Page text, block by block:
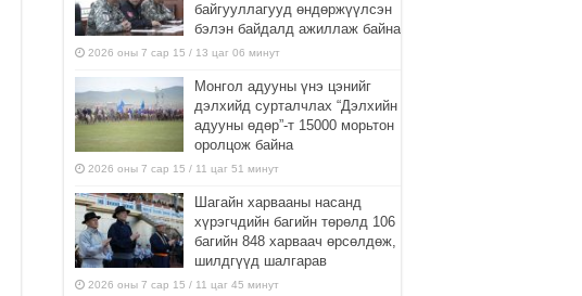
байгууллагууд өндөржүүлсэн
бэлэн байдалд ажиллаж байна
2026 оны 7 сар 15 / 13 цаг 06 минут
Монгол адууны үнэ цэнийг
дэлхийд сурталчлах “Дэлхийн
адууны өдөр”-т 15000 морьтон
оролцож байна
2026 оны 7 сар 15 / 11 цаг 51 минут
Шагайн харвааны насанд
хүрэгчдийн багийн төрөлд 106
багийн 848 харваач өрсөлдөж,
шилдгүүд шалгарав
2026 оны 7 сар 15 / 11 цаг 45 минут